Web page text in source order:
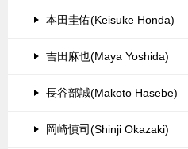
本田圭佑(Keisuke Honda)
吉田麻也(Maya Yoshida)
長谷部誠(Makoto Hasebe)
岡崎慎司(Shinji Okazaki)